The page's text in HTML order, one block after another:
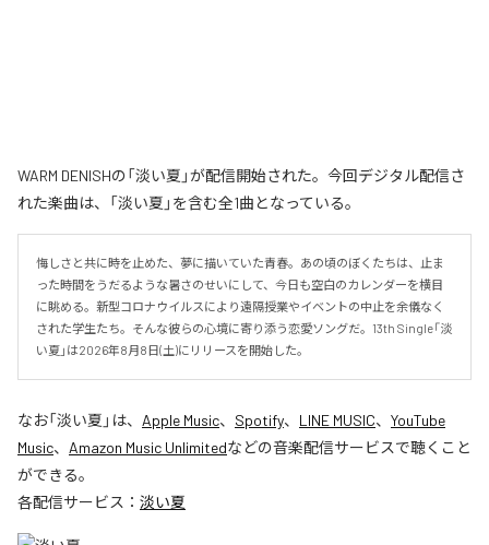
WARM DENISHの「淡い夏」が配信開始された。今回デジタル配信さ
れた楽曲は、「淡い夏」を含む全1曲となっている。
悔しさと共に時を止めた、夢に描いていた青春。あの頃のぼくたちは、止ま
った時間をうだるような暑さのせいにして、今日も空白のカレンダーを横目
に眺める。新型コロナウイルスにより遠隔授業やイベントの中止を余儀なく
された学生たち。そんな彼らの心境に寄り添う恋愛ソングだ。13th Single「淡
い夏」は2026年8月8日(土)にリリースを開始した。
なお「淡い夏 」は、 Apple Music、 Spotify、 LINE MUSIC、 YouTube
Music、 Amazon Music Unlimitedなどの音楽配信サービスで聴くこと
ができる。
各配信サービス： 淡い夏